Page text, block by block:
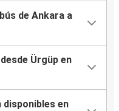
de Ankara a
Ürgüp en
en